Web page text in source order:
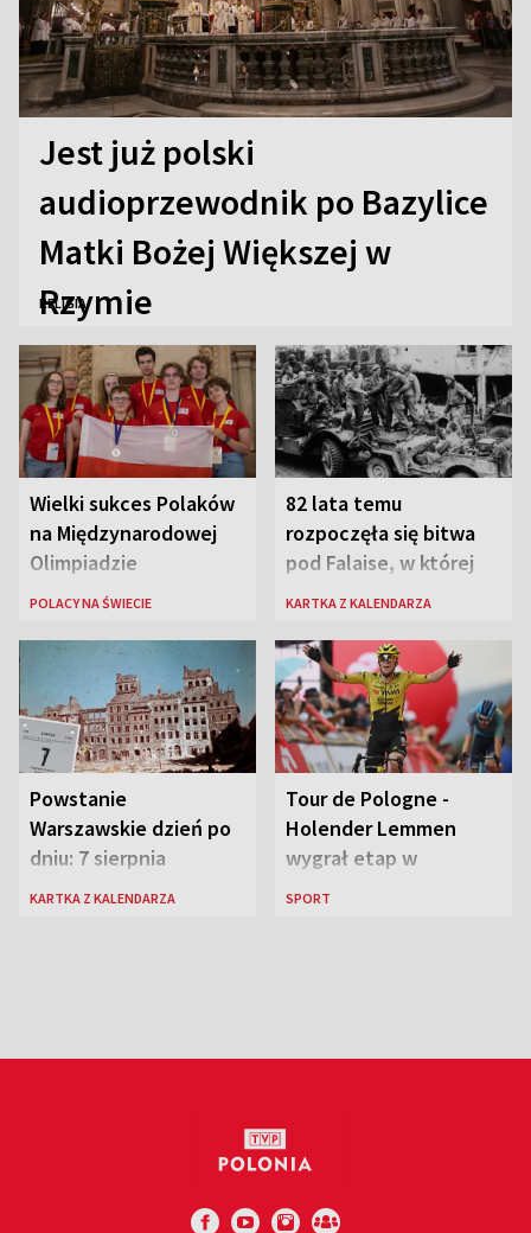
Jest już polski
audioprzewodnik po Bazylice
Matki Bożej Większej w
Rzymie
RELIGIA
Wielki sukces Polaków
na Międzynarodowej
Olimpiadzie
Lingwistycznej
POLACY NA ŚWIECIE
82 lata temu
rozpoczęła się bitwa
pod Falaise, w której
brała udział 1. Dywizja
KARTKA Z KALENDARZA
Powstanie
Warszawskie dzień po
dniu: 7 sierpnia
KARTKA Z KALENDARZA
Tour de Pologne -
Holender Lemmen
wygrał etap w
Karpaczu i został
SPORT